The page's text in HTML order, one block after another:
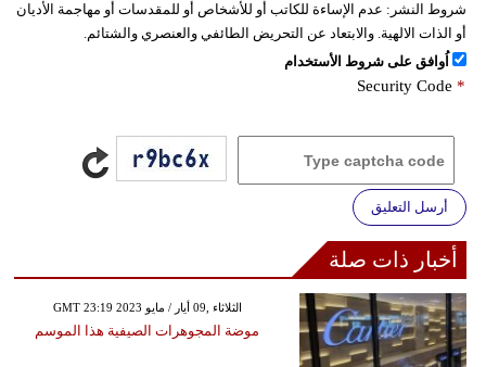
شروط النشر: عدم الإساءة للكاتب أو للأشخاص أو للمقدسات أو مهاجمة الأديان
أو الذات الالهية. والابتعاد عن التحريض الطائفي والعنصري والشتائم.
اُوافق على شروط الأستخدام
Security Code *
أرسل التعليق
أخبار ذات صلة
GMT 23:19 2023 الثلاثاء ,09 أيار / مايو
موضة المجوهرات الصيفية هذا الموسم